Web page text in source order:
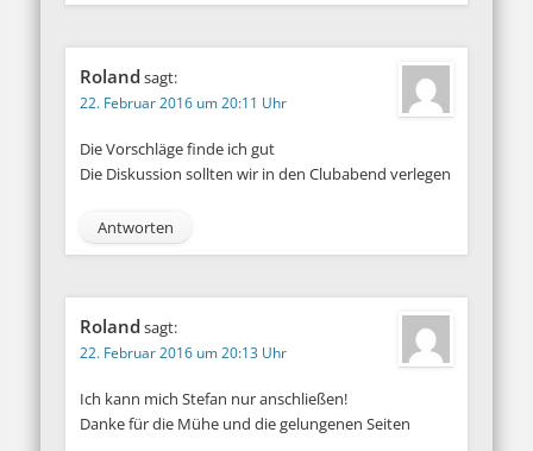
Roland sagt:
22. Februar 2016 um 20:11 Uhr
Die Vorschläge finde ich gut
Die Diskussion sollten wir in den Clubabend verlegen
Antworten
Roland sagt:
22. Februar 2016 um 20:13 Uhr
Ich kann mich Stefan nur anschließen!
Danke für die Mühe und die gelungenen Seiten